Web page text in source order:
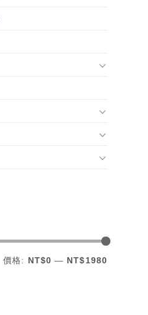
價格: NT$0 — NT$1980